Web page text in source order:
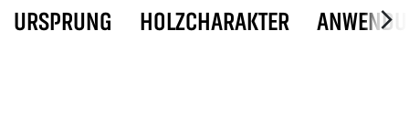
URSPRUNG HOLZCHARAKTER